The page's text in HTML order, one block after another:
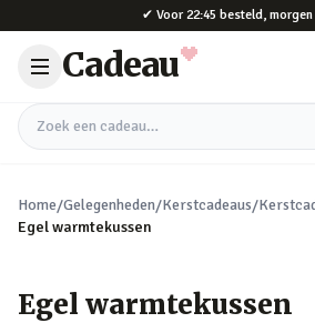
✔ Voor 22:45 besteld,
Cadeau
Zoek een cadeau
Home/Gelegenheden/Kerstcadeaus/
Egel warmtekussen
Egel warmtekussen